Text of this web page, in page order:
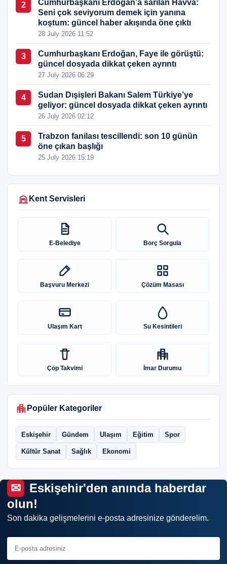
2
Cumhurbaşkanı Erdoğan’a sarılan Havva:
Seni çok seviyorum demek için yanına
koştum: güncel haber akışında öne çıktı
28 July 2026 11:52
3
Cumhurbaşkanı Erdoğan, Faye ile görüştü:
güncel dosyada dikkat çeken ayrıntı
27 July 2026 06:29
4
Sudan Dışişleri Bakanı Salem Türkiye’ye
geliyor: güncel dosyada dikkat çeken ayrıntı
26 July 2026 02:12
5
Trabzon fanilası tescillendi: son 10 günün
öne çıkan başlığı
25 July 2026 15:19
Kent Servisleri
E-Belediye Borç Sorgula
Başvuru Merkezi Çözüm Masası
Ulaşım Kart Su Kesintileri
Çöp Takvimi İmar Durumu
Popüler Kategoriler
Eskişehir Gündem Ulaşım Eğitim Spor
Kültür Sanat Sağlık Ekonomi
Eskişehir'den anında haberdar
olun!
Son dakika gelişmelerini e-posta adresinize gönderelim.